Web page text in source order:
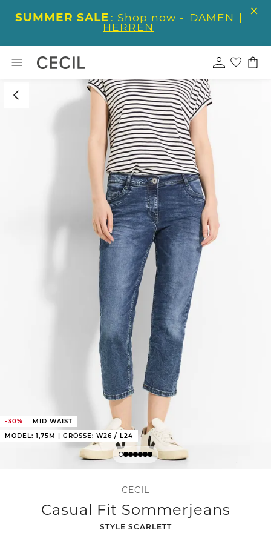
SUMMER SALE : Shop now - DAMEN |
HERREN
-30%
MID WAIST
MODEL: 1,75M | GRÖSSE: W26 / L24
CECIL
Casual Fit Sommerjeans
-
STYLE SCARLETT